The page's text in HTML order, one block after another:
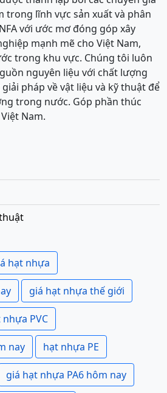
trong lĩnh vực sản xuất và phân
với ước mơ đóng góp xây
mạnh mẽ cho Việt Nam,
trong khu vực. Chúng tôi luôn
nguyên liệu với chất lượng
giải pháp về vật liệu và kỹ thuật để
trong nước. Góp phần thúc
Nam.
hạt nhựa
giá hạt nhựa thế giới
PVC
nay hạt nhựa PE
giá hạt nhựa PA6 hôm nay